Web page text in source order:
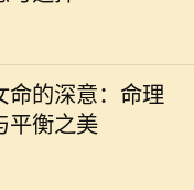
命的深意：命理
平衡之美
中，男女命的旺相
人的命运，也与家
有着密切的关系。
命”的说法，蕴藏着
理论是一个非常重